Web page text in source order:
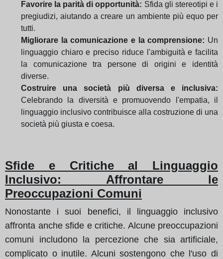
Favorire la parità di opportunità: Sfida gli stereotipi e i
pregiudizi, aiutando a creare un ambiente più equo per
tutti.
Migliorare la comunicazione e la comprensione: Un
linguaggio chiaro e preciso riduce l'ambiguità e facilita
la comunicazione tra persone di origini e identità
diverse.
Costruire una società più diversa e inclusiva:
Celebrando la diversità e promuovendo l'empatia, il
linguaggio inclusivo contribuisce alla costruzione di una
società più giusta e coesa.
Sfide e Critiche al Linguaggio
Inclusivo: Affrontare le
Preoccupazioni Comuni
Nonostante i suoi benefici, il linguaggio inclusivo
affronta anche sfide e critiche. Alcune preoccupazioni
comuni includono la percezione che sia artificiale,
complicato o inutile. Alcuni sostengono che l'uso di